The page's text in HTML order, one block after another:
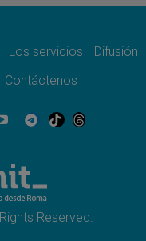
Gaza no cesa: 300
el mundo, solo la
Los servicios
Difusión
Contáctenos
Reserved.